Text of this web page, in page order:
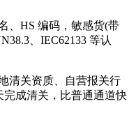
HS 编码，敏感货(带
、IEC62133 等认
关资质、自营报关行
完成清关，比普通通道快